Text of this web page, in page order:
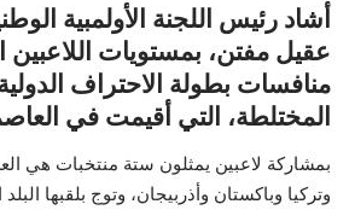
أشاد رئيس اللجنة الأولمبية
عقيل مفتن، بمستويات
منافسات بطولة الاحتراف الدولية
المختلطة، التي أقيمت في
بمشاركة لاعبين يمثلون ستة منتخبات هي
وتركيا وباكستان وأذربيجان، وتوج بلقبها